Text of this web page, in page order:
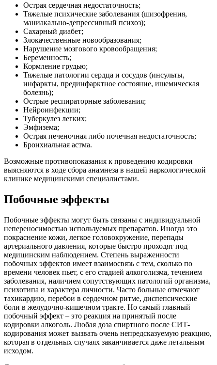
Острая сердечная недостаточность;
Тяжелые психические заболевания (шизофрения,
маниакально-депрессивный психоз);
Сахарный диабет;
Злокачественные новообразования;
Нарушение мозгового кровообращения;
Беременность;
Кормление грудью;
Тяжелые патологии сердца и сосудов (инсульты,
инфаркты, прединфарктное состояние, ишемическая
болезнь);
Острые респираторные заболевания;
Нейроинфекции;
Туберкулез легких;
Эмфизема;
Острая печеночная либо почечная недостаточность;
Бронхиальная астма.
Возможные противопоказания к проведению кодировки
выясняются в ходе сбора анамнеза в нашей наркологической
клинике медицинскими специалистами.
Побочные эффекты
Побочные эффекты могут быть связаны с индивидуальной
непереносимостью используемых препаратов. Иногда это
покраснение кожи, легкое головокружение, перепады
артериального давления, которые быстро проходят под
медицинским наблюдением. Степень выраженности
побочных эффектов имеет взаимосвязь с тем, сколько по
времени человек пьет, с его стадией алкоголизма, течением
заболевания, наличием сопутствующих патологий организма,
психотипа и характера личности. Часто больные отмечают
тахикардию, перебои в сердечном ритме, диспепсические
боли в желудочно-кишечном тракте. Но самый главный
побочный эффект – это реакция на принятый после
кодировки алкоголь. Любая доза спиртного после СИТ-
кодирования может вызвать очень непредсказуемую реакцию,
которая в отдельных случаях заканчивается даже летальным
исходом.